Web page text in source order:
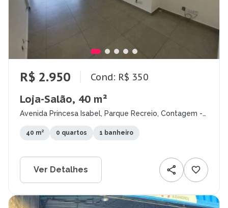
R$ 2.950 Cond: R$ 350
Loja-Salão, 40 m²
Avenida Princesa Isabel, Parque Recreio, Contagem -
40 m² 0 quartos 1 banheiro
Ver Detalhes